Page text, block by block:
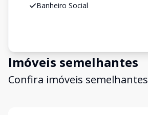
Banheiro Social
Imóveis semelhantes
Confira imóveis semelhantes